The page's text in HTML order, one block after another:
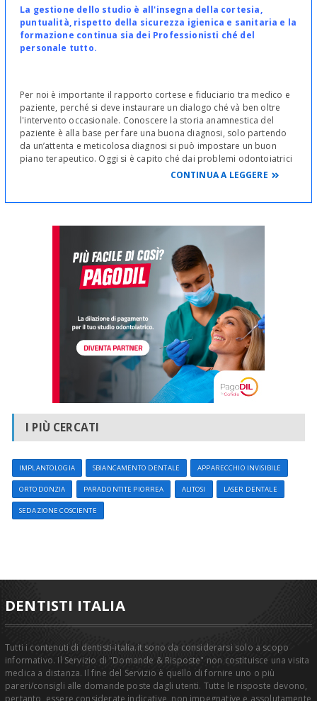
La gestione dello studio è all'insegna della cortesia,
puntualità, rispetto della sicurezza igienica e sanitaria e la
formazione continua sia dei Professionisti ché del
personale tutto.
Per noi è importante il rapporto cortese e fiduciario tra medico e
paziente, perché si deve instaurare un dialogo ché và ben oltre
l'intervento occasionale. Conoscere la storia anamnestica del
paziente è alla base per fare una buona diagnosi, solo partendo
da un’attenta e meticolosa diagnosi si può impostare un buon
piano terapeutico. Oggi si è capito ché dai problemi odontoiatrici
dipendono tante altre patologie, concetti questi recepiti nei vari
quelle indicazioni atte a rispondere a tutti i quesiti posti in essere.
SICUREZZA IGIENICA E SANITARIA
La sterilizzazione è un processo molto importante per ogni studio
ed assicura tutela agli operatori e a tutti i clienti/pazienti. Ogni
procedura và eseguita con attenzione e scrupolo evitando
comportamenti disattenti che possono ingenerare infezioni
crociate. Bisogna trattare ogni tipo di strumento ritenendolo
sempre e comunque infetto e pericoloso. In questo studio a tal
proposito, le linee guida di procedure di sterilizzazione
avvengono in modo tale da tracciarne la regolarità. Le moderne
autoclavi (macchine per sterilizzare gli strumenti), assicurano
nonostante ciò nel rispetto delle procedure la nostra autoclave
subisce controlli periodici e tutte le risultanze e i documenti ai test
PUNTUALITA'
Curriculum Dott. Agatino Di Stefano
Nato a Catania il 12/10/1977, laureatosi "All'Università di Catania"
in "Odontoiatria e Protesi dentaria, riportando votazione 110-110
e lode .
CONTINUA A LEGGERE
I PIÙ CERCATI
IMPLANTOLOGIA SBIANCAMENTO DENTALE APPARECCHIO INVISIBILE
ORTODONZIA PARADONTITE PIORREA ALITOSI LASER DENTALE
SEDAZIONE COSCIENTE
DENTISTI ITALIA
Tutti i contenuti di dentisti-italia.it sono da considerarsi solo a scopo
informativo. Il Servizio di "Domande & Risposte" non costituisce una visita
medica a distanza. Il fine del Servizio è quello di fornire uno o più
pareri/consigli alle domande poste dagli utenti. Tutte le risposte devono,